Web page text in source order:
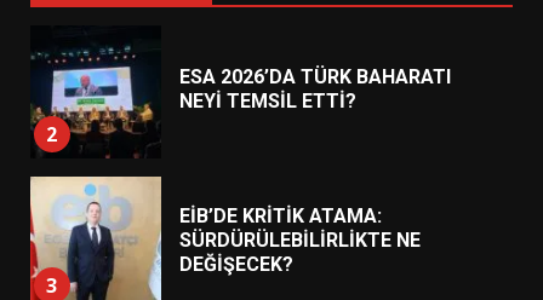
2
ESA 2026’DA TÜRK BAHARATI
NEYİ TEMSİL ETTİ?
3
EİB’DE KRİTİK ATAMA:
SÜRDÜRÜLEBİLİRLİKTE NE
DEĞİŞECEK?